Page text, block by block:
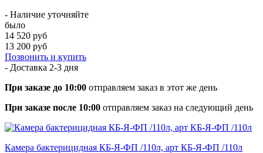
- Наличие уточняйте
было
14 520 руб
13 200 руб
Позвонить и купить
- Доставка 2-3 дня
При заказе до 10:00 отправляем заказ в этот же день
При заказе после 10:00 отправляем заказ на следующий день
Камера бактерицидная КБ-Я-ФП /110л, арт КБ-Я-ФП /110л